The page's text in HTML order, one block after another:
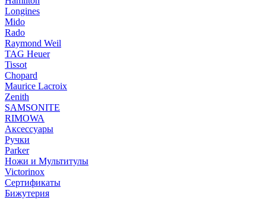
Longines
Mido
Rado
Raymond Weil
TAG Heuer
Tissot
Chopard
Maurice Lacroix
Zenith
SAMSONITE
RIMOWA
Аксессуары
Ручки
Parker
Ножи и Мультитулы
Victorinox
Сертификаты
Бижутерия